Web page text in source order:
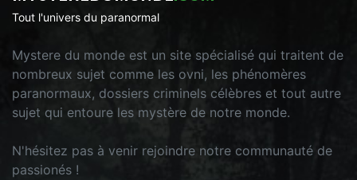
Tout l'univers du paranormal
Mystere du monde est un site spécialisé qui traitent de
nombreux sujet comme les ovni, les phénomères
paranormaux, dossiers criminels célèbres et tout autre
sujet qui entoure les mystère de notre monde.
N'hésitez pas à venir rejoindre notre communauté de
passionés !